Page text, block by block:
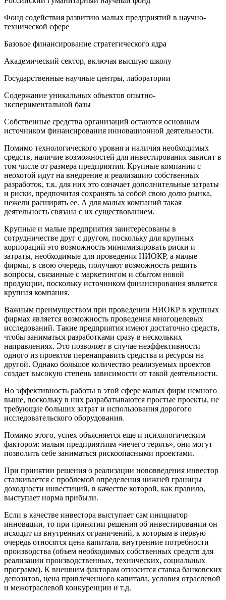
Фонд содействия развитию малых предприятий в научно-
технической сфере
Базовое финансирование стратегического ядра
Академический сектор, включая высшую школу
Государственные научные центры, лаборатории
Содержание уникальных объектов опытно-
экспериментальной базы
Собственные средства организаций остаются основным
источником финансирования инновационной деятельности.
Помимо технологического уровня и наличия необходимых
средств, наличие возможностей для инвестирования зависит в
том числе от размера предприятия. Крупные компании с
неохотой идут на внедрение и реализацию собственных
разработок, т.к. для них это означает дополнительные затраты
и риски, предпочитая сохранять за собой свою долю рынка,
нежели расширять ее. А для малых компаний такая
деятельность связана с их существованием.
Крупные и малые предприятия заинтересованы в
сотрудничестве друг с другом, поскольку для крупных
корпораций это возможность минимизировать риски и
затраты, необходимые для проведения НИОКР, а малые
фирмы, в свою очередь, получают возможность решить
вопросы, связанные с маркетингом и сбытом новой
продукции, поскольку источником финансирования является
крупная компания.
Важным преимуществом при проведении НИОКР в крупных
фирмах является возможность проведения многоцелевых
исследований. Такие предприятия имеют достаточно средств,
чтобы заниматься разработками сразу в нескольких
направлениях. Это позволяет в случае неэффективности
одного из проектов перенаправить средства и ресурсы на
другой. Однако большое количество реализуемых проектов
создает высокую степень зависимости от такой деятельности.
Но эффективность работы в этой сфере малых фирм немного
выше, поскольку в них разрабатываются простые проекты, не
требующие больших затрат и использования дорогого
исследовательского оборудования.
Помимо этого, успех объясняется еще и психологическим
фактором: малым предприятиям «нечего терять», они могут
позволить себе заниматься рискоопасными проектами.
При принятии решения о реализации нововведения инвестор
сталкивается с проблемой определения нижней границы
доходности инвестиций, в качестве которой, как правило,
выступает норма прибыли.
Если в качестве инвестора выступает сам инициатор
инновации, то при принятии решения об инвестировании он
исходит из внутренних ограничений, к которым в первую
очередь относятся цена капитала, внутренние потребности
производства (объем необходимых собственных средств для
реализации производственных, технических, социальных
программ). К внешним факторам относится ставка банковских
депозитов, цена привлеченного капитала, условия отраслевой
и межотраслевой конкуренции и т.д.